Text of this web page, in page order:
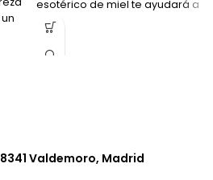
esotérico de miel te ayudará a
hacerlo.
Valdemoro, Madrid